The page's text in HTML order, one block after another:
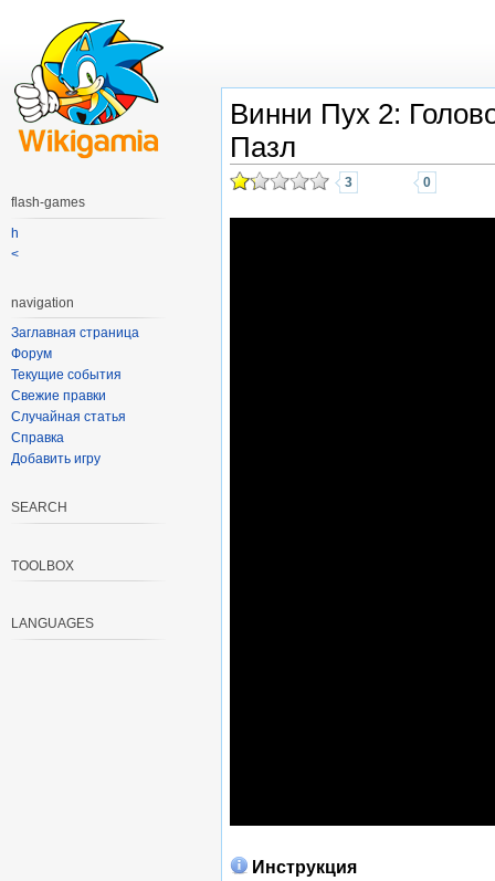
Винни Пух 2:
Пазл
3 0
Инструкция
flash-games
h
<
navigation
Заглавная страница
Форум
Текущие события
Свежие правки
Случайная статья
Справка
Добавить игру
SEARCH
TOOLBOX
LANGUAGES